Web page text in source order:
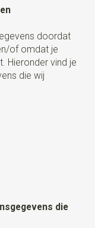
doordat
of omdat je
Hieronder vind je
die wij
die